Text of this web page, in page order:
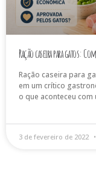
Ração caseira para gatos:
Ração caseira para
em um crítico
o que aconteceu com
3 de fevereiro de 2022